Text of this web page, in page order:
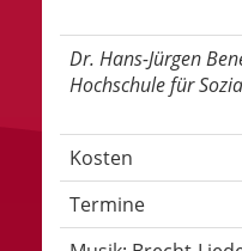
Dr. Hans-Jürgen
Hochschule für
Kosten
Termine